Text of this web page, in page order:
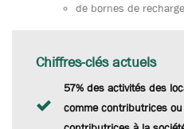
de bornes de
Chiffres-clés actuels
57% des activités des
comme contributrices